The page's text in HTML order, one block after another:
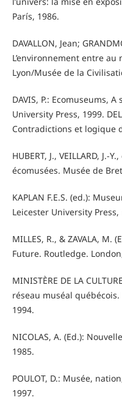
París, 1986.
DAVALLON, Jean;
L’environnement entre
Lyon/Musée de la
DAVIS, P.: Ecomuseums,
University Press, 1999.
Contradictions et logique
HUBERT, J., VEILLARD, J.-
écomusées. Musée de
KAPLAN F.E.S. (ed.):
Leicester University Press,
MILLES, R., & ZAVALA,
Future. Routledge.
MINISTÈRE DE LA
réseau muséal québécois.
1994.
NICOLAS, A. (Ed.):
1985.
POULOT, D.: Musée,
1997.